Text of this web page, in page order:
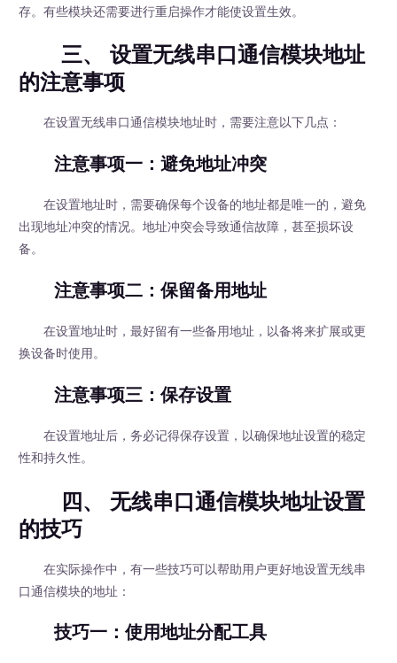
存。有些模块还需要进行重启操作才能使设置生效。
三、 设置无线串口通信模块地址
的注意事项
在设置无线串口通信模块地址时，需要注意以下几点：
注意事项一：避免地址冲突
在设置地址时，需要确保每个设备的地址都是唯一的，避免
出现地址冲突的情况。地址冲突会导致通信故障，甚至损坏设
备。
注意事项二：保留备用地址
在设置地址时，最好留有一些备用地址，以备将来扩展或更
换设备时使用。
注意事项三：保存设置
在设置地址后，务必记得保存设置，以确保地址设置的稳定
性和持久性。
四、 无线串口通信模块地址设置
的技巧
在实际操作中，有一些技巧可以帮助用户更好地设置无线串
口通信模块的地址：
技巧一：使用地址分配工具